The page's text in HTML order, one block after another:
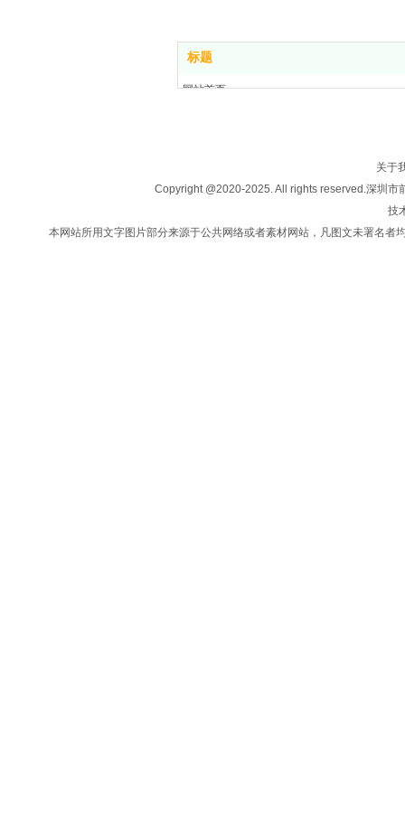
标题
网站首页
法律咨询
联系我们
关于
Copyright @2020-2025. All rights reserved.深圳
技
本网站所用文字图片部分来源于公共网络或者素材网站，凡图文未署名